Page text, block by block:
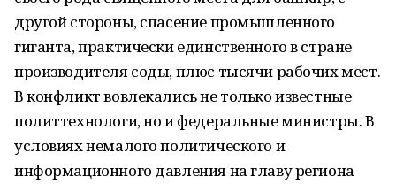
другой стороны, спасение промышленного
гиганта, практически единственного в стране
производителя соды, плюс тысячи рабочих мест.
В конфликт вовлекались не только известные
политтехнологи, но и федеральные министры. В
условиях немалого политического и
информационного давления на главу региона